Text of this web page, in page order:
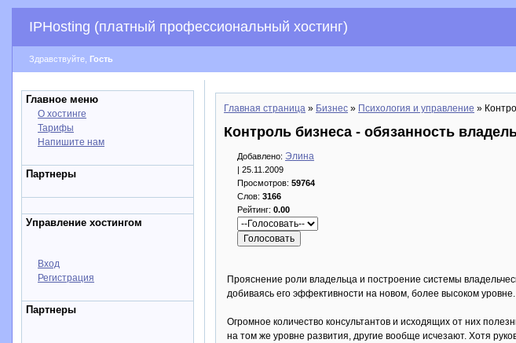
IPHosting (платный профессиональный хостинг)
Здравствуйте, Гость
Главное меню
О хостинге
Тарифы
Напишите нам
Партнеры
Управление хостингом
Вход
Регистрация
Партнеры
Главная страница » Бизнес » Психология и управление »
Контроль бизнеса - обязанность
Добавлено: Элина
| 25.11.2009
Просмотров: 59764
Слов: 3166
Рейтинг: 0.00
Прояснение роли владельца и построение системы
добиваясь его эффективности на новом, более высоком
Огромное количество консультантов и исходящих от них
на том же уровне развития, другие вообще исчезают. Хотя